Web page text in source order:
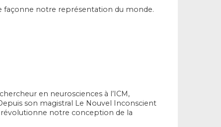
façonne notre représentation du monde.
en neurosciences à l’ICM,
son magistral Le Nouvel Inconscient
révolutionne notre conception de la